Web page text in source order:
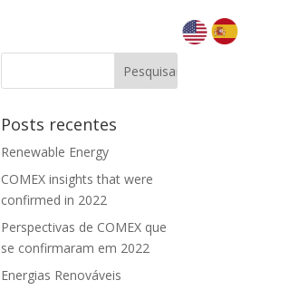
Posts recentes
Renewable Energy
COMEX insights that were
confirmed in 2022
Perspectivas de COMEX que
se confirmaram em 2022
Energias Renováveis